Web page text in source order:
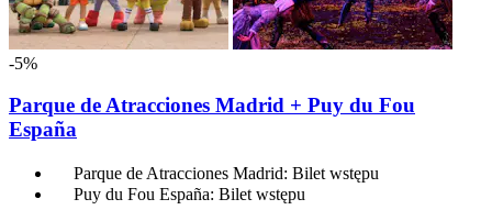
-5%
Parque de Atracciones Madrid + Puy du Fou
España
Parque de Atracciones Madrid: Bilet wstępu
Puy du Fou España: Bilet wstępu